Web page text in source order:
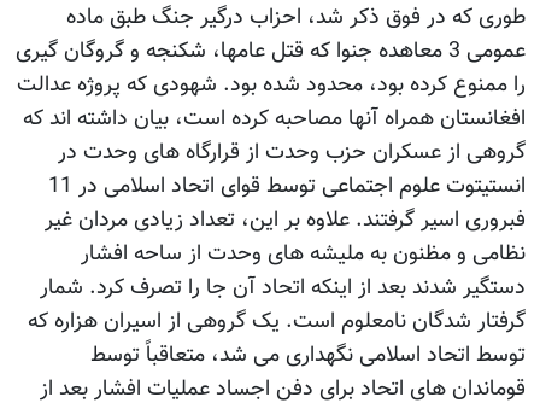
طوری که در فوق ذکر شد، احزاب درگیر جنگ طبق ماده
عمومی 3 معاهده جنوا که قتل عامها، شکنجه و گروگان گیری
را ممنوع کرده بود، محدود شده بود. شهودی که پروژه عدالت
افغانستان همراه آنها مصاحبه کرده است، بیان داشته اند که
گروهی از عسکران حزب وحدت از قرارگاه های وحدت در
انستیتوت علوم اجتماعی توسط قوای اتحاد اسلامی در 11
فبروری اسیر گرفتند. علاوه بر این، تعداد زیادی مردان غیر
نظامی و مظنون به ملیشه های وحدت از ساحه افشار
دستگیر شدند بعد از اینکه اتحاد آن جا را تصرف کرد. شمار
گرفتار شدگان نامعلوم است. یک گروهی از اسیران هزاره که
توسط اتحاد اسلامی نگهداری می شد، متعاقباً توسط
قوماندان های اتحاد برای دفن اجساد عملیات افشار بعد از